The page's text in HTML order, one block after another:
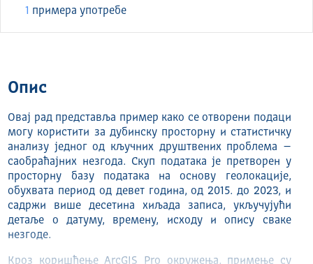
1 примера употребе
Опис
Овај рад представља пример како се отворени подаци
могу користити за дубинску просторну и статистичку
анализу једног од кључних друштвених проблема –
саобраћајних незгода. Скуп података је претворен у
просторну базу података на основу геолокације,
обухвата период од девет година, од 2015. до 2023, и
садржи више десетина хиљада записа, укључујући
детаље о датуму, времену, исходу и опису сваке
незгоде.
Кроз коришћење ArcGIS Pro окружења, примење су